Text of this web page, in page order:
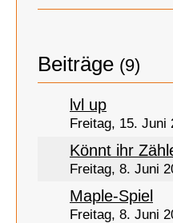
Beiträge (9)
lvl up
Freitag, 15. Juni
Könnt ihr
Freitag, 8. Juni
Maple-Spiel
Freitag, 8. Juni